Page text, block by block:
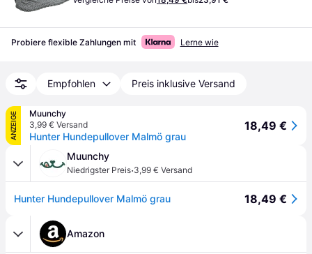
Probiere flexible Zahlungen mit Lerne wie
Empfohlen Preis inklusive Versand
ANZEIGE
Muunchy
3,99 € Versand
Hunter Hundepullover Malmö grau
18,49 €
Muunchy
Niedrigster Preis·3,99 € Versand
Hunter Hundepullover Malmö grau 18,49 €
Amazon